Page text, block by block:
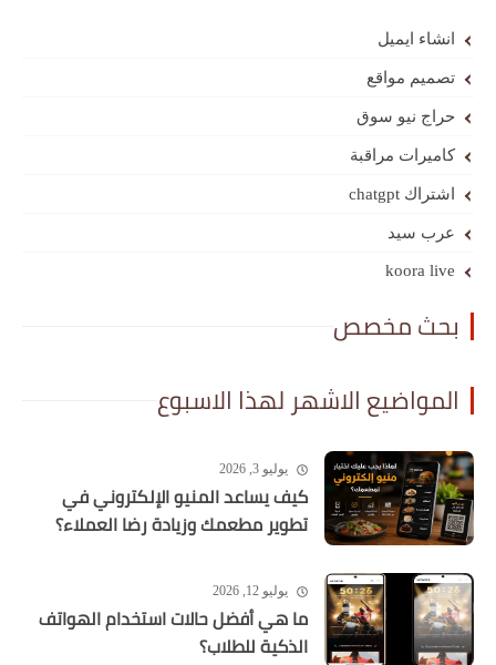
انشاء ايميل
تصميم مواقع
حراج نيو سوق
كاميرات مراقبة
اشتراك chatgpt
عرب سيد
koora live
بحث مخصص
المواضيع الاشهر لهذا الاسبوع
يوليو 3, 2026
كيف يساعد المنيو الإلكتروني في
تطوير مطعمك وزيادة رضا العملاء؟
يوليو 12, 2026
ما هي أفضل حالات استخدام الهواتف
الذكية للطلاب؟